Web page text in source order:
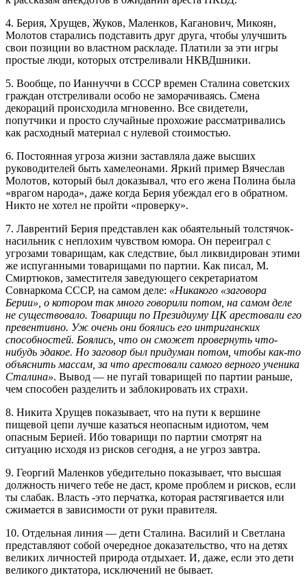
4. Берия, Хрущев, Жуков, Маленков, Каганович, Микоян,
Молотов старались подставить друг друга, чтобы улучшить
свои позиции во властном раскладе. Платили за эти игры
простые люди, которых отстреливали НКВДшники.
5. Вообще, по Ианнуччи в СССР времен Сталина советских
граждан отстреливали особо не заморачиваясь. Смена
декораций происходила мгновенно. Все свидетели,
попутчики и просто случайные прохожие рассматривались
как расходный материал с нулевой стоимостью.
6. Постоянная угроза жизни заставляла даже высших
руководителей быть хамелеонами. Яркий пример Вячеслав
Молотов, который был доказывал, что его жена Полина была
«врагом народа», даже когда Берия убеждал его в обратном.
Никто не хотел не пройти «проверку».
7. Лаврентий Берия представлен как обаятельный толстячок-
насильник с неплохим чувством юмора. Он переиграл с
угрозами товарищам, как следствие, был ликвидирован этими
же испуганными товарищами по партии. Как писал, М.
Смиртюков, заместителя заведующего секретариатом
Совнаркома СССР, на самом деле: «Никакого «заговора
Берии», о котором так много говорили потом, на самом деле
не существовало. Товарищи по Президиуму ЦК арестовали его
превентивно. Уж очень они боялись его интриганских
способностей. Боялись, что он сможет провернуть что-
нибудь эдакое. Но заговор был придуман потом, чтобы как-то
объяснить массам, за что арестовали самого верного ученика
Сталина». Вывод — не пугай товарищей по партии раньше,
чем способен разделить и заблокировать их страхи.
8. Никита Хрущев показывает, что на пути к вершине
пищевой цепи лучше казаться неопасным идиотом, чем
опасным Берией. Ибо товарищи по партии смотрят на
ситуацию исходя из рисков сегодня, а не угроз завтра.
9. Георгий Маленков убедительно показывает, что высшая
должность ничего тебе не даст, кроме проблем и рисков, если
ты слабак. Власть -это перчатка, которая растягивается или
сжимается в зависимости от руки правителя.
10. Отдельная линия — дети Сталина. Василий и Светлана
представляют собой очередное доказательство, что на детях
великих личностей природа отдыхает. И, даже, если это дети
великого диктатора, исключений не бывает.